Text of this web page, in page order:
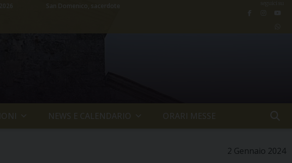
San Domenico, sacerdote
NEWS E CALENDARIO ORARI MESSE
2 Gennaio 2024